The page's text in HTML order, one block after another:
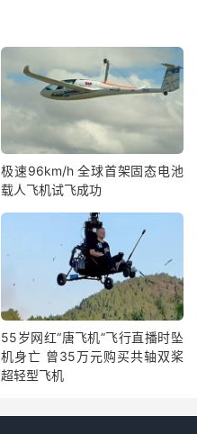
极速96km/h 全球首架固态电池
载人飞机试飞成功
55岁网红“唐飞机”飞行直播时坠
机身亡 曾35万元购买共轴双桨
超轻型飞机